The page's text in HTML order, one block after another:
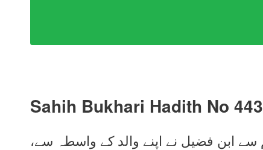
Sahih Bukhari Hadith No 443
ابن فضیل نے اپنے والد کے واسطہ سے،